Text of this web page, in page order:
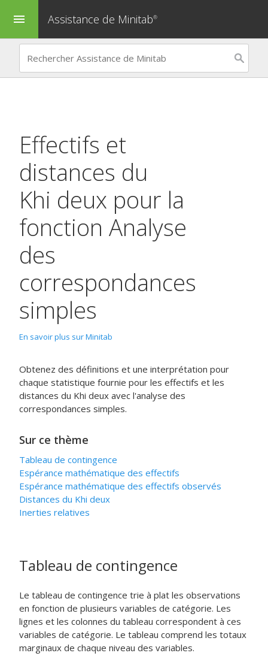
menu Assistance de Minitab®
Effectifs et
distances du
Khi deux pour la
fonction Analyse
des
correspondances
simples
En savoir plus sur Minitab
Obtenez des définitions et une interprétation pour
chaque statistique fournie pour les effectifs et les
distances du Khi deux avec l'analyse des
correspondances simples.
Sur ce thème
Tableau de contingence
Espérance mathématique des effectifs
Espérance mathématique des effectifs observés
Distances du Khi deux
Inerties relatives
Tableau de contingence
Le tableau de contingence trie à plat les observations
en fonction de plusieurs variables de catégorie. Les
lignes et les colonnes du tableau correspondent à ces
variables de catégorie. Le tableau comprend les totaux
marginaux de chaque niveau des variables.